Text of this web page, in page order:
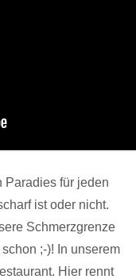
Paradies für jeden
ist oder nicht.
Schmerzgrenze
;-)! In unserem
Hier rennt